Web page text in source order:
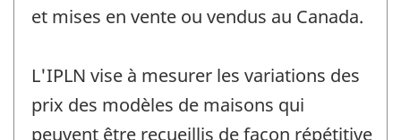
et mises en vente ou vendus au Canada.
L'IPLN vise à mesurer les variations des
prix des modèles de maisons qui
peuvent être recueillis de façon répétitive